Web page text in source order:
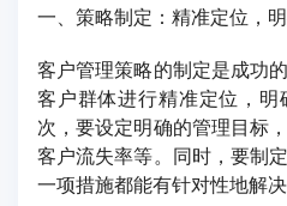
一、策略制定：精准定位，
客户管理策略的制定是成功
客户群体进行精准定位，
次，要设定明确的管理目标
客户流失率等。同时，要制
一项措施都能有针对性地解